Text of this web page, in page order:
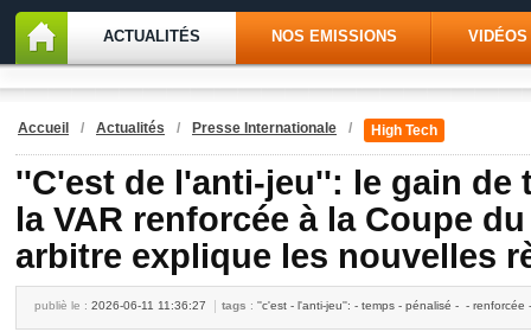
ACTUALITÉS NOS EMISSIONS VIDÉOS
Accueil / Actualités / Presse Internationale / High Tech
''C'est de l'anti-jeu'': le gain de
la VAR renforcée à la Coupe
arbitre explique les nouvelles
publiè le : 2026-06-11 11:36:27 tags : ''c'est - l'anti-jeu'': - temps - pénalisé - - renforcée